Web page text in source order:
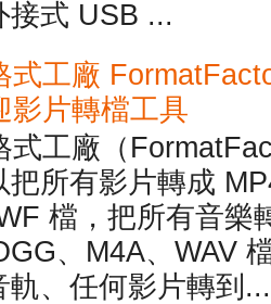
接式 USB ...
式工廠
影片轉檔工具
式工廠（
把所有影片轉成
檔，把所有音樂
、M4A、WAV
軌、任何影片轉到...